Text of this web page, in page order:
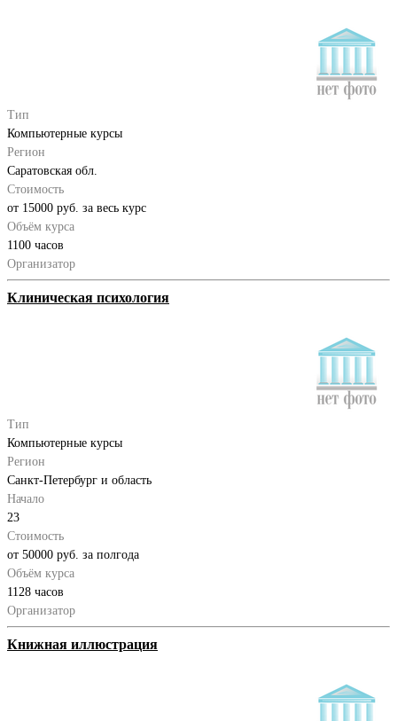
Тип
Компьютерные курсы
Регион
Саратовская обл.
Стоимость
от 15000 руб. за весь курс
Объём курса
1100 часов
Организатор
Клиническая психология
Тип
Компьютерные курсы
Регион
Санкт-Петербург и область
Начало
23
Стоимость
от 50000 руб. за полгода
Объём курса
1128 часов
Организатор
Книжная иллюстрация